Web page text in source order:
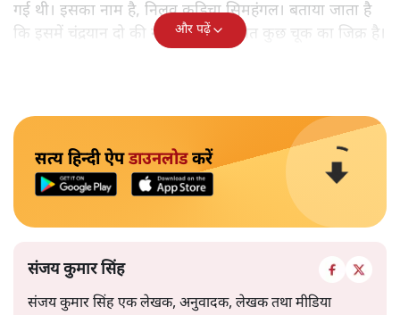
गई थी। इसका नाम है, निलवु कुडिचा सिमहंगल। बताया जाता है
कि इसमें चंद्रयान दो की नाकामी से संबंधित कुछ चूक का जिक्र है।
और पढ़ें
सत्य हिन्दी ऐपडाउनलोडकरें
संजय कुमार सिंह
संजय कुमार सिंह एक लेखक, अनुवादक, लेखक तथा मीडिया